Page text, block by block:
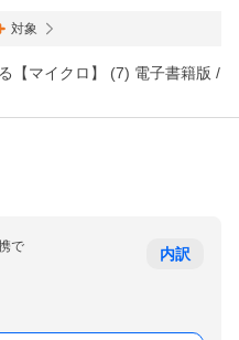
対象
【マイクロ】 (7) 電子書籍版 /
で 内訳